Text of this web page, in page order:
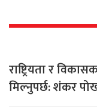
राष्ट्रियता र
मिल्नुपर्छ: शंकर